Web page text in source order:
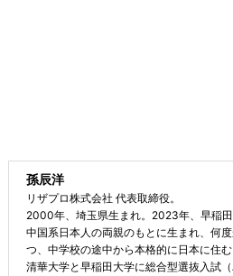
孫辰洋
リザプロ株式会社 代表取締役。
2000年、埼玉県生まれ。2023年、早稲田
中国系日本人の両親のもとに生まれ、何
つ、中学校の途中から本格的に日本に住
清華大学と早稲田大学に総合型選抜入試